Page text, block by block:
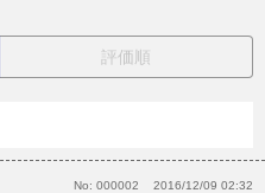
評価順
No: 000002 2016/12/09 02:32